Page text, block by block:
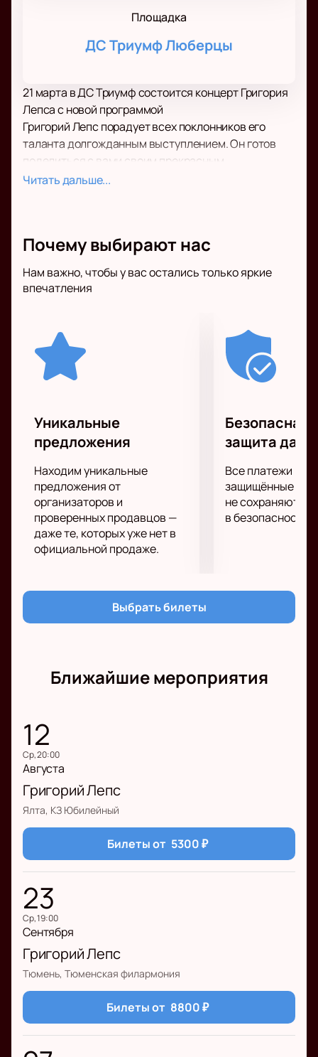
Площадка
ДС Триумф Люберцы
21 марта в ДС Триумф состоится концерт Григория
Лепса с новой программой
Григорий Лепс порадует всех поклонников его
таланта долгожданным выступлением. Он готов
поделиться с вами своим прекрасным
настроением и подарить удовольствие от любимых
поделиться с вами в своем творчестве. Несмотря
работу у него всегда достаточно времени для
своих близких, а также любимых хобби и увлечений,
Станьте одним из тех, кто увидит шоу Григория
Лепса в живом исполнении!
Читать дальше...
Почему выбирают нас
Нам важно, чтобы у вас остались только яркие
впечатления
Уникальные
предложения
Находим уникальные
предложения от
организаторов и
проверенных продавцов —
даже те, которых уже нет в
официальной продаже.
Безопасная
защита
Все платежи
защищённые
не сохраняются
в безопасности.
Выбрать билеты
Ближайшие мероприятия
12
ср, 20:00
Августа
Григорий Лепс
Ялта, КЗ Юбилейный
Билеты от 5300₽
23
ср, 19:00
Сентября
Григорий Лепс
Тюмень, Тюменская филармония
Билеты от 8800₽